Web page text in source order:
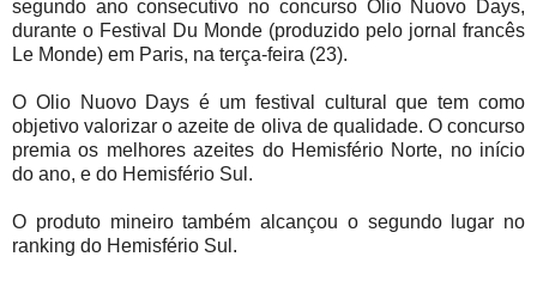
segundo ano consecutivo no concurso Olio Nuovo Days,
durante o Festival Du Monde (produzido pelo jornal francês
Le Monde) em Paris, na terça-feira (23).
O Olio Nuovo Days é um festival cultural que tem como
objetivo valorizar o azeite de oliva de qualidade. O concurso
premia os melhores azeites do Hemisfério Norte, no início
do ano, e do Hemisfério Sul.
O produto mineiro também alcançou o segundo lugar no
ranking do Hemisfério Sul.